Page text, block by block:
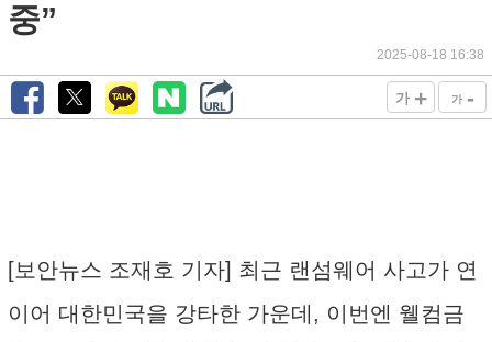
중”
2025-08-18 16:38
가 + 가 -
[보안뉴스 조재호 기자] 최근 랜섬웨어 사고가 연
이어 대한민국을 강타한 가운데, 이번엔 웰컴금